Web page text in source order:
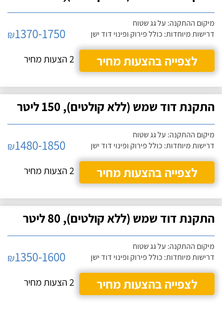
מיקום ההתקנה: על גג שטוח
דרישות מיוחדות: כולל פירוק ופינוי דוד ישן
₪1370-1750
לצפייה בהצעות מחיר
2 הצעות מחיר
התקנת דוד שמש (ללא קולטים), 150 ליטר
מיקום ההתקנה: על גג שטוח
דרישות מיוחדות: כולל פירוק ופינוי דוד ישן
₪1480-1850
לצפייה בהצעות מחיר
2 הצעות מחיר
התקנת דוד שמש (ללא קולטים), 80 ליטר
מיקום ההתקנה: על גג שטוח
דרישות מיוחדות: כולל פירוק ופינוי דוד ישן
₪1350-1600
לצפייה בהצעות מחיר
2 הצעות מחיר